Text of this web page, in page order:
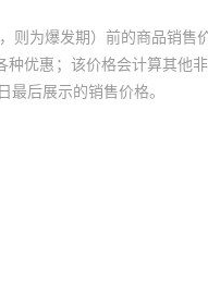
则为爆发期）前的商品销售
种优惠；该价格会计算其他
后展示的销售价格。